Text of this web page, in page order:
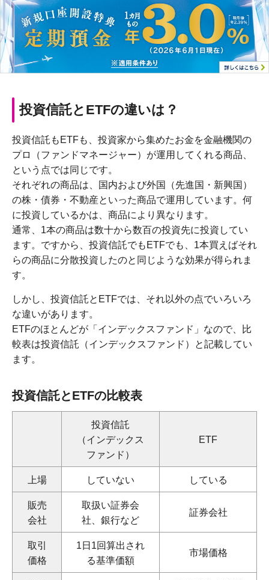
投資信託とETFの違いは？
投資信託もETFも、投資家から集めたお金を金融機関の
プロ（ファンドマネージャー）が運用してくれる商品、
という点では同じです。
それぞれの商品は、国内および外国（先進国・新興国）
の株・債券・不動産といった商品で運用しています。何
に投資しているかは、商品により異なります。
通常、1本の商品は数十から数百の投資先に投資してい
ます。ですから、投資信託でもETFでも、1本買えばそれ
らの商品に分散投資したのと同じような効果が得られま
す。
しかし、投資信託とETFでは、それ以外の点でいろいろ
な違いがあります。
ETFのほとんどが「インデックスファンド」なので、比
較表は投資信託（インデックスファンド）と記載してい
ます。
投資信託とETFの比較表
投資信託
（インデックス
ファンド）
ETF
上場 していない している
販売
会社
取扱い証券会
社、銀行など
証券会社
取引
価格
1日1回算出され
る基準価額
市場価格